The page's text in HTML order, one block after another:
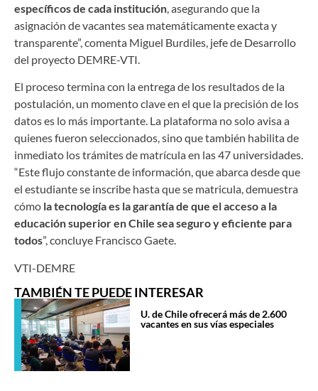
específicos de cada institución , asegurando que la
asignación de vacantes sea matemáticamente exacta y
transparente”, comenta Miguel Burdiles, jefe de Desarrollo
del proyecto DEMRE-VTI.
El proceso termina con la entrega de los resultados de la
postulación, un momento clave en el que la precisión de los
datos es lo más importante. La plataforma no solo avisa a
quienes fueron seleccionados, sino que también habilita de
inmediato los trámites de matrícula en las 47 universidades.
“Este flujo constante de información, que abarca desde que
el estudiante se inscribe hasta que se matricula, demuestra
cómo la tecnología es la garantía de que el acceso a la
educación superior en Chile sea seguro y eficiente para
todos”, concluye Francisco Gaete.
VTI-DEMRE
TAMBIÉN TE PUEDE INTERESAR
U. de Chile ofrecerá más de 2.600
vacantes en sus vías especiales